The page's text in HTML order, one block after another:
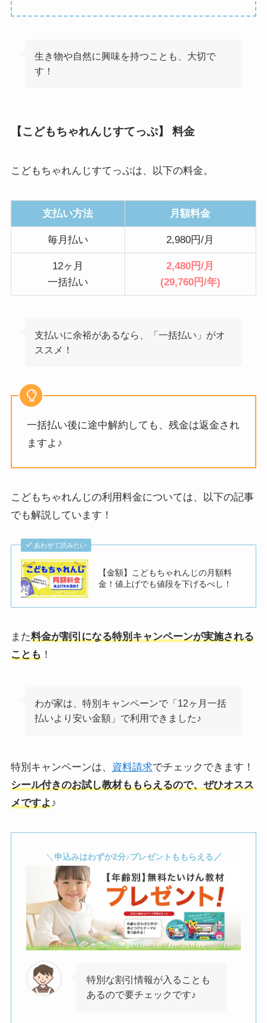
生き物や自然に興味を持つことも、大切で
す！
【こどもちゃれんじすてっぷ】 料金
こどもちゃれんじすてっぷは、以下の料金。
支払い方法 月額料金
毎月払い 2,980円/月
12ヶ月
一括払い
2,480円/月
(29,760円/年)
支払いに余裕があるなら、「一括払い」がオ
ススメ！
一括払い後に途中解約しても、残金は返金され
ますよ♪
こどもちゃれんじの利用料金については、以下の記事
でも解説しています！
あわせて読みたい
【金額】こどもちゃれんじの月額料
金！値上げでも値段を下げるべし！
また料金が割引になる特別キャンペーンが実施される
ことも！
わが家は、特別キャンペーンで「12ヶ月一括
払いより安い金額」で利用できました♪
特別キャンペーンは、 資料請求でチェックできます！
シール付きのお試し教材ももらえるので、ぜひオスス
メですよ ♪
＼ 申込みはわずか2分♪プレゼントももらえる ／
特別な割引情報が入ることも
あるので要チェックです♪